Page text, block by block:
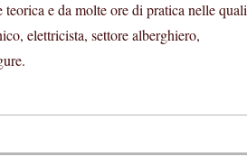
e da molte ore di pratica nelle quali
elettricista, settore alberghiero,